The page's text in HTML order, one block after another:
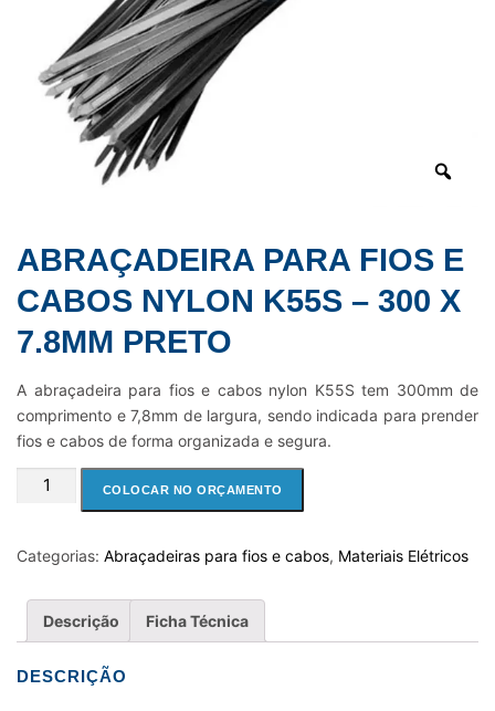
ABRAÇADEIRA PARA FIOS E
CABOS NYLON K55S – 300 X
7.8MM PRETO
A abraçadeira para fios e cabos nylon K55S tem 300mm de
comprimento e 7,8mm de largura, sendo indicada para prender
fios e cabos de forma organizada e segura.
ABRAÇADEIRA
E
NYLON
K55S
300
COLOCAR NO ORÇAMENTO
Categorias: Abraçadeiras para fios e cabos, Materiais Elétricos
Descrição Ficha Técnica
DESCRIÇÃO